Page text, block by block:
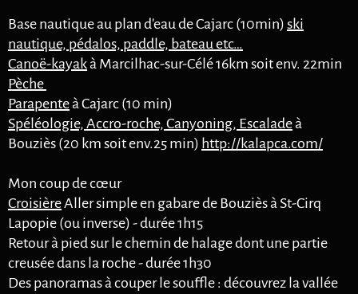
Base nautique au plan d'eau de Cajarc (10min) ski
nautique, pédalos, paddle, bateau etc…
Canoë-kayakà Marcilhac-sur-Célé 16km soit env. 22min
Pèche
Parapenteà Cajarc (10 min)
Spéléologie, Accro-roche, Canyoning, Escaladeà
Bouziès (20 km soit env.25 min) http://kalapca.com/
Mon coup de cœur
CroisièreAller simple en gabare de Bouziès à St-Cirq
Lapopie (ou inverse) - durée 1h15
Retour à pied sur le chemin de halage dont une partie
creusée dans la roche - durée 1h30
Des panoramas à couper le souffle : découvrez la vallée